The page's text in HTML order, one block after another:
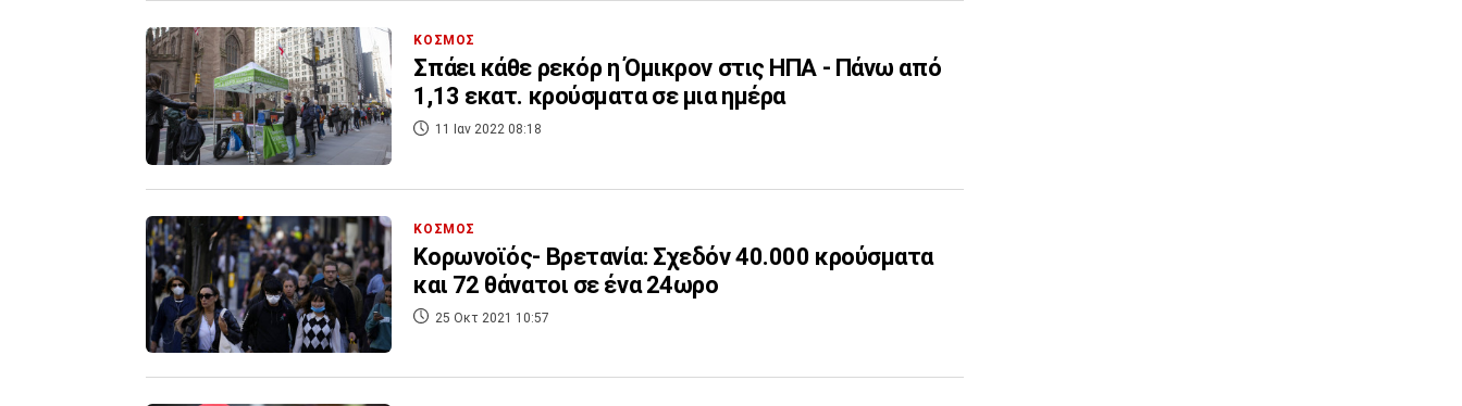
ΚΟΣΜΟΣ
Σπάει κάθε ρεκόρ η Όμικρον στις ΗΠΑ - Πάνω από
1,13 εκατ. κρούσματα σε μια ημέρα
11 Ιαν 2022 08:18
ΚΟΣΜΟΣ
Κορωνοϊός- Βρετανία: Σχεδόν 40.000 κρούσματα
και 72 θάνατοι σε ένα 24ωρο
25 Οκτ 2021 10:57